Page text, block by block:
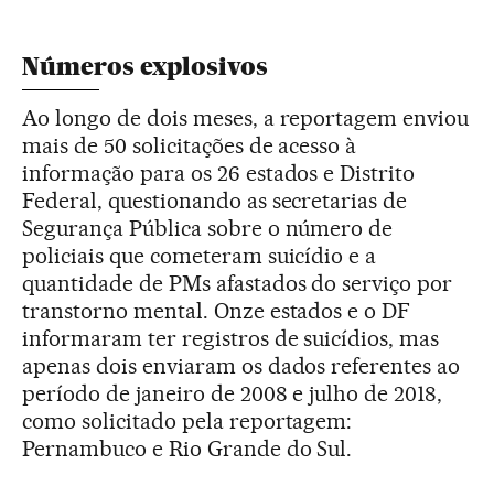
Números explosivos
Ao longo de dois meses, a reportagem enviou
mais de 50 solicitações de acesso à
informação para os 26 estados e Distrito
Federal, questionando as secretarias de
Segurança Pública sobre o número de
policiais que cometeram suicídio e a
quantidade de PMs afastados do serviço por
transtorno mental. Onze estados e o DF
informaram ter registros de suicídios, mas
apenas dois enviaram os dados referentes ao
período de janeiro de 2008 e julho de 2018,
como solicitado pela reportagem:
Pernambuco e Rio Grande do Sul.